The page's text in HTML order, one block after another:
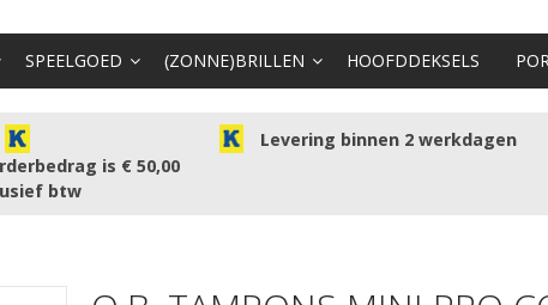
SPEELGOED (ZONNE)BRILLEN HOOFDDEKSELS
is € 50,00
btw
Levering binnen 2 werkdagen